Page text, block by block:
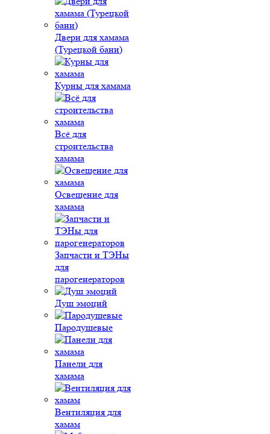
Двери для хамама
(Турецкой бани)
Курны для хамама
Всё для
строительства
хамама
Освещение для
хамама
Запчасти и ТЭНы
для
парогенераторов
Душ эмоций
Пародушевые
Панели для
хамама
Вентиляция для
хамам